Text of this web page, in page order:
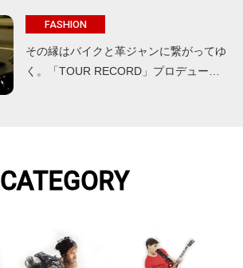
FASHION
その縁はバイクと革ジャンに繋がってゆ
く。「TOUR RECORD」プロデュー…
CATEGORY